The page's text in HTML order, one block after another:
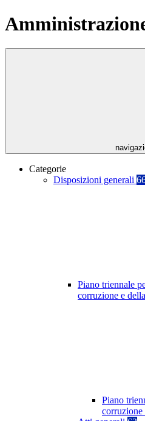
Categorie
Disposizioni generali
Piano triennale
corruzione e
Piano
corruzione